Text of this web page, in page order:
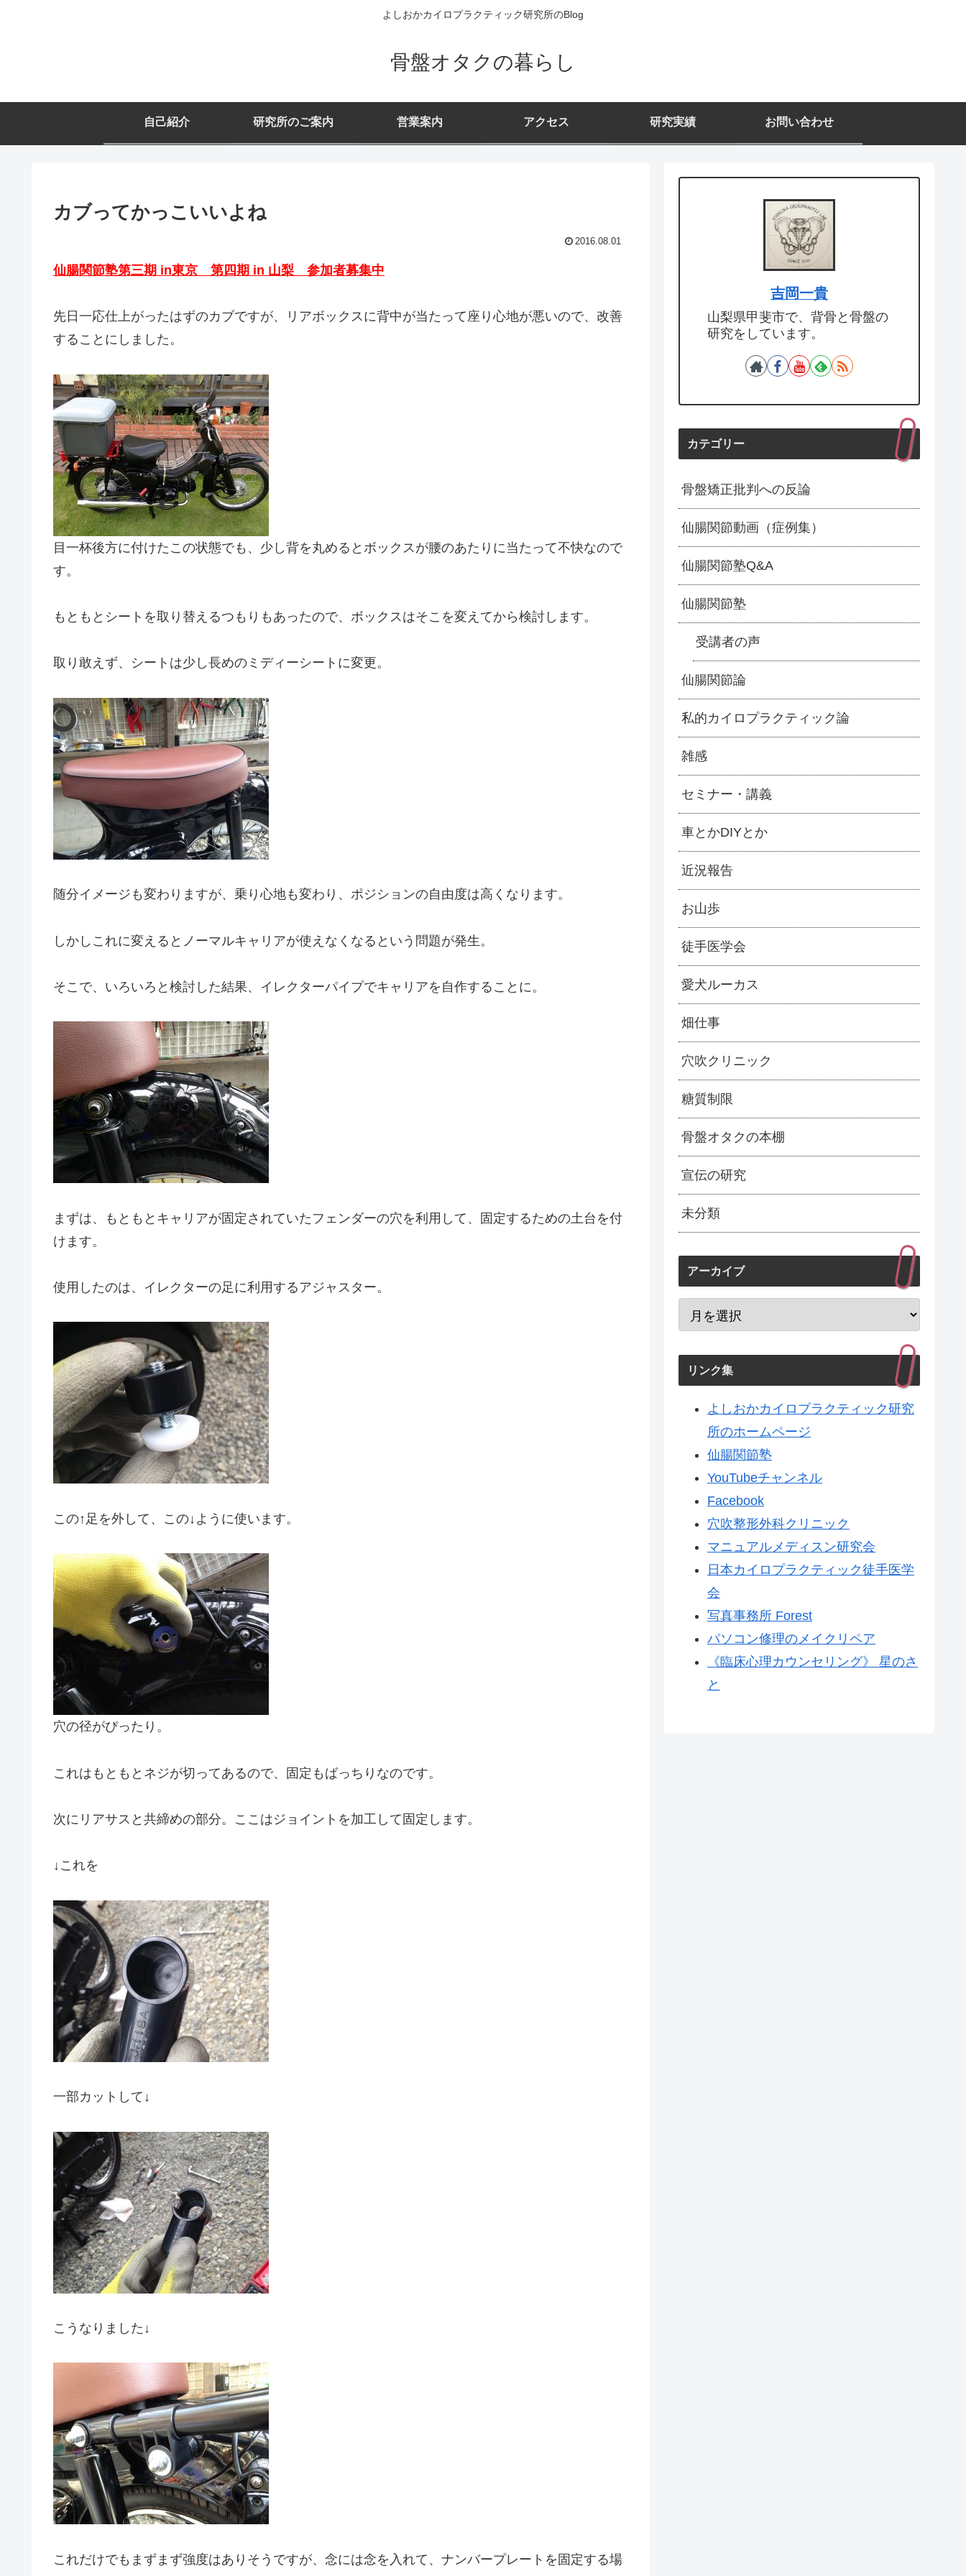
よしおかカイロプラクティック研究所のBlog
骨盤オタクの暮らし
自己紹介 研究所のご案内 営業案内 アクセス 研究実績 お問い合わせ
カブってかっこいいよね
2016.08.01
仙腸関節塾第三期 in東京 第四期 in 山梨 参加者募集中
先日一応仕上がったはずのカブですが、リアボックスに背中が当たって座り心地が悪いので、改善
することにしました。
目一杯後方に付けたこの状態でも、少し背を丸めるとボックスが腰のあたりに当たって不快なので
す。
もともとシートを取り替えるつもりもあったので、ボックスはそこを変えてから検討します。
取り敢えず、シートは少し長めのミディーシートに変更。
随分イメージも変わりますが、乗り心地も変わり、ポジションの自由度は高くなります。
しかしこれに変えるとノーマルキャリアが使えなくなるという問題が発生。
そこで、いろいろと検討した結果、イレクターパイプでキャリアを自作することに。
まずは、もともとキャリアが固定されていたフェンダーの穴を利用して、固定するための土台を付
けます。
使用したのは、イレクターの足に利用するアジャスター。
この↑足を外して、この↓ように使います。
穴の径がぴったり。
これはもともとネジが切ってあるので、固定もばっちりなのです。
次にリアサスと共締めの部分。ここはジョイントを加工して固定します。
↓これを
一部カットして↓
こうなりました↓
これだけでもまずまず強度はありそうですが、念には念を入れて、ナンバープレートを固定する場
吉岡一貴
山梨県甲斐市で、背骨と骨盤の
研究をしています。
カテゴリー
骨盤矯正批判への反論
仙腸関節動画（症例集）
仙腸関節塾Q&A
仙腸関節塾
受講者の声
仙腸関節論
私的カイロプラクティック論
雑感
セミナー・講義
車とかDIYとか
近況報告
お山歩
徒手医学会
愛犬ルーカス
畑仕事
穴吹クリニック
糖質制限
骨盤オタクの本棚
宣伝の研究
未分類
アーカイブ
リンク集
よしおかカイロプラクティック研究
所のホームページ
仙腸関節塾
YouTubeチャンネル
Facebook
穴吹整形外科クリニック
マニュアルメディスン研究会
日本カイロプラクティック徒手医学
会
写真事務所 Forest
パソコン修理のメイクリペア
《臨床心理カウンセリング》 星のさ
と